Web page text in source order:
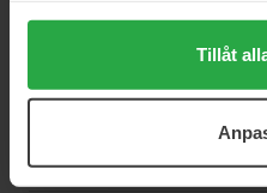
Genom att trycka på "Tillåt
alla cookies, medan du
användningen av cookies.
samt vår Integritetspolicy.
Tillåt
SNELLE LEVERING